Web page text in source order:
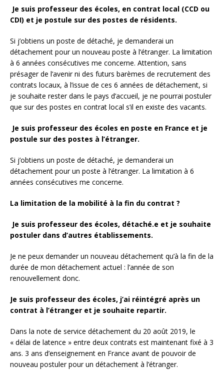
Je suis professeur des écoles, en contrat local (CCD ou
CDI) et je postule sur des postes de résidents.
Si j’obtiens un poste de détaché, je demanderai un
détachement pour un nouveau poste à l’étranger. La limitation
à 6 années consécutives me concerne. Attention, sans
présager de l’avenir ni des futurs barèmes de recrutement des
contrats locaux, à l’issue de ces 6 années de détachement, si
je souhaite rester dans le pays d’accueil, je ne pourrai postuler
que sur des postes en contrat local s’il en existe des vacants.
Je suis professeur des écoles en poste en France et je
postule sur des postes à l’étranger.
Si j’obtiens un poste de détaché, je demanderai un
détachement pour un poste à l’étranger. La limitation à 6
années consécutives me concerne.
La limitation de la mobilité à la fin du contrat ?
Je suis professeur des écoles, détaché.e et je souhaite
postuler dans d’autres établissements.
Je ne peux demander un nouveau détachement qu’à la fin de la
durée de mon détachement actuel : l’année de son
renouvellement donc.
Je suis professeur des écoles, j’ai réintégré après un
contrat à l’étranger et je souhaite repartir.
Dans la note de service détachement du 20 août 2019, le
« délai de latence » entre deux contrats est maintenant fixé à 3
ans. 3 ans d’enseignement en France avant de pouvoir de
nouveau postuler pour un détachement à l’étranger.